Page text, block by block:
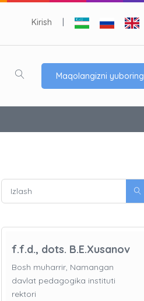
Kirish
Maqolangizni yuboring
f.f.d., dots. B.E.Xusanov
Bosh muharrir, Namangan
davlat pedagogika instituti
rektori